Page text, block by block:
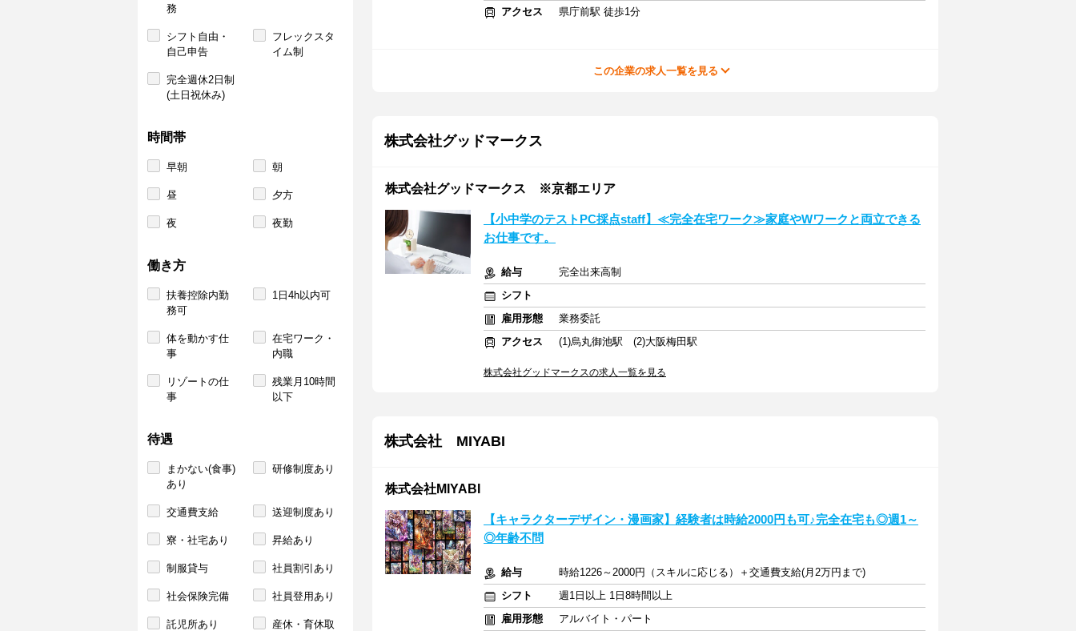
務
シフト自由・
自己申告
フレックスタ
イム制
完全週休2日制
(土日祝休み)
時間帯
早朝 朝
昼 夕方
夜 夜勤
働き方
扶養控除内勤
務可
1日4h以内可
体を動かす仕
事
在宅ワーク・
内職
リゾートの仕
事
残業月10時間
以下
待遇
まかない(食事)
あり
研修制度あり
交通費支給 送迎制度あり
寮・社宅あり 昇給あり
制服貸与 社員割引あり
社会保険完備 社員登用あり
託児所あり
産休・育休取
アクセス
県庁前駅 徒歩1分
この企業の求人一覧を見る
株式会社グッドマークス
株式会社グッドマークス ※京都エリア
【小中学のテストPC採点staff】≪完全在宅ワーク≫家庭やWワークと両立できる
お仕事です。
給与
完全出来高制
シフト
雇用形態
業務委託
アクセス
(1)烏丸御池駅 (2)大阪梅田駅
株式会社グッドマークスの求人一覧を見る
株式会社 MIYABI
株式会社MIYABI
【キャラクターデザイン・漫画家】経験者は時給2000円も可♪完全在宅も◎週1～
◎年齢不問
給与
時給1226～2000円（スキルに応じる）＋交通費支給(月2万円まで)
シフト
週1日以上 1日8時間以上
雇用形態
アルバイト・パート